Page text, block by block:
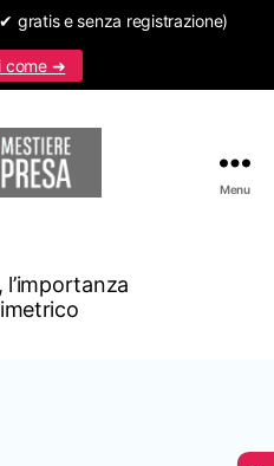
gratis e senza registrazione)
come ➜
Menu